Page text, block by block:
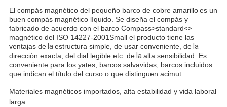
El compás magnético del pequeño barco de cobre amarilloes un
buen compás magnético líquido. Se diseña el compás y
fabricado de acuerdo con el barco Compass>standard<>
magnético delISO 14227-2001Smallel producto tiene las
ventajas delaestructura simple, de usar conveniente, dela
dirección exacta, del dial legible etc. delaalta sensibilidad. Es
conveniente para los yates, barcos salvavidas, barcos incluidos
que indican el título del curso o que distinguen acimut.
Materiales magnéticos importados, alta estabilidad y vida laboral
larga